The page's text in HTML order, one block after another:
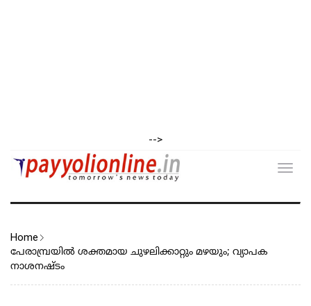
-->
Home
പേരാമ്പ്രയിൽ ശക്തമായ ചുഴലിക്കാറ്റും മഴയും; വ്യാപക
നാശനഷ്ടം